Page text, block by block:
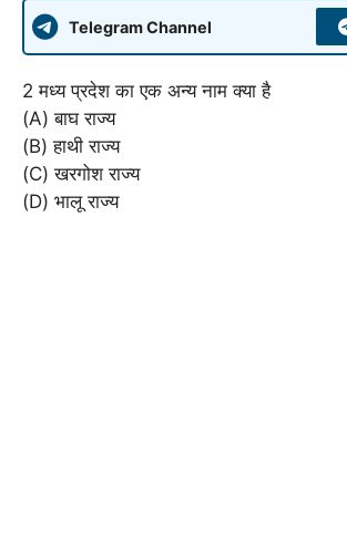
Telegram Channel
2 मध्य प्रदेश का एक अन्य नाम क्या है
(A) बाघ राज्य
(B) हाथी राज्य
(C) खरगोश राज्य
(D) भालू राज्य